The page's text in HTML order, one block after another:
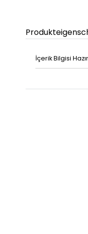
İçerik Bilgisi